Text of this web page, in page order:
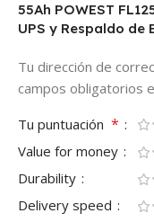
55Ah POWEST
UPS y Respaldo de
Tu dirección de
campos obligatorios
Tu puntuación *
Value for money
Durability
Delivery speed